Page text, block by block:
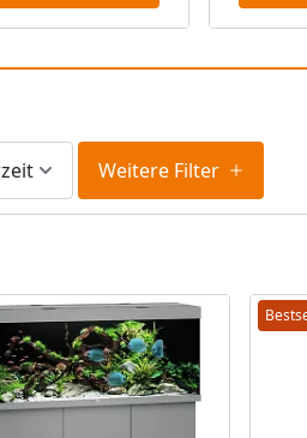
Weitere Filter